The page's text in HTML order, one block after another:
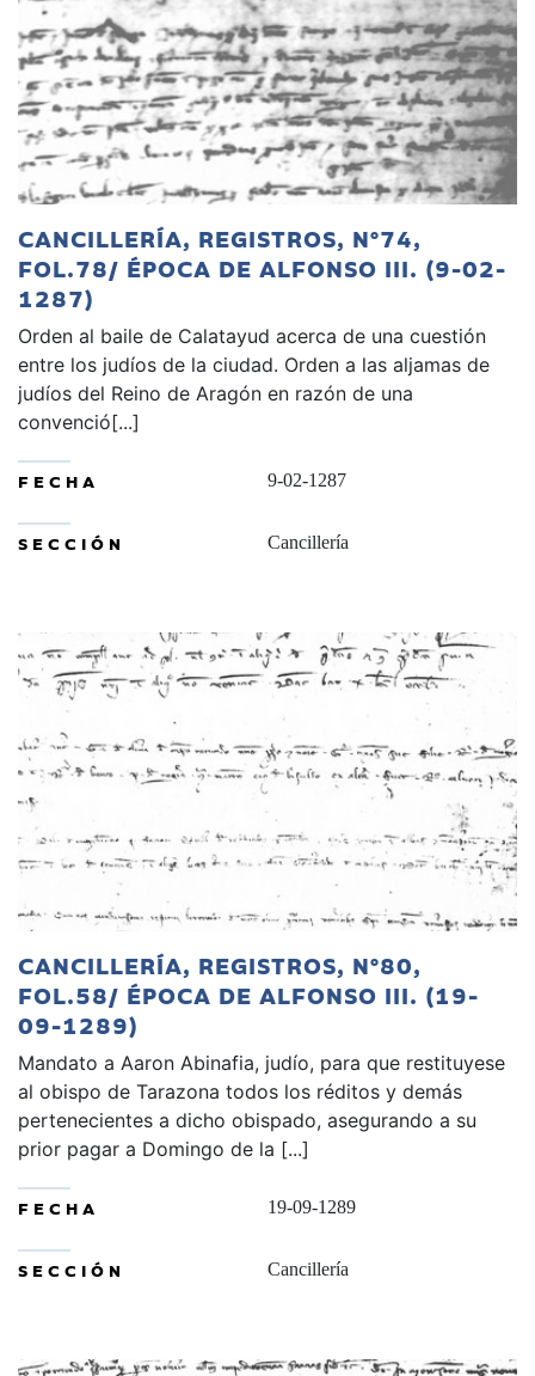
CANCILLERÍA, REGISTROS, Nº74,
FOL.78/ ÉPOCA DE ALFONSO III. (9-02-
1287)
Orden al baile de Calatayud acerca de una cuestión
entre los judíos de la ciudad. Orden a las aljamas de
judíos del Reino de Aragón en razón de una
convenció[...]
FECHA 9-02-1287
SECCIÓN Cancillería
CANCILLERÍA, REGISTROS, Nº80,
FOL.58/ ÉPOCA DE ALFONSO III. (19-
09-1289)
Mandato a Aaron Abinafia, judío, para que restituyese
al obispo de Tarazona todos los réditos y demás
pertenecientes a dicho obispado, asegurando a su
prior pagar a Domingo de la [...]
FECHA 19-09-1289
SECCIÓN Cancillería